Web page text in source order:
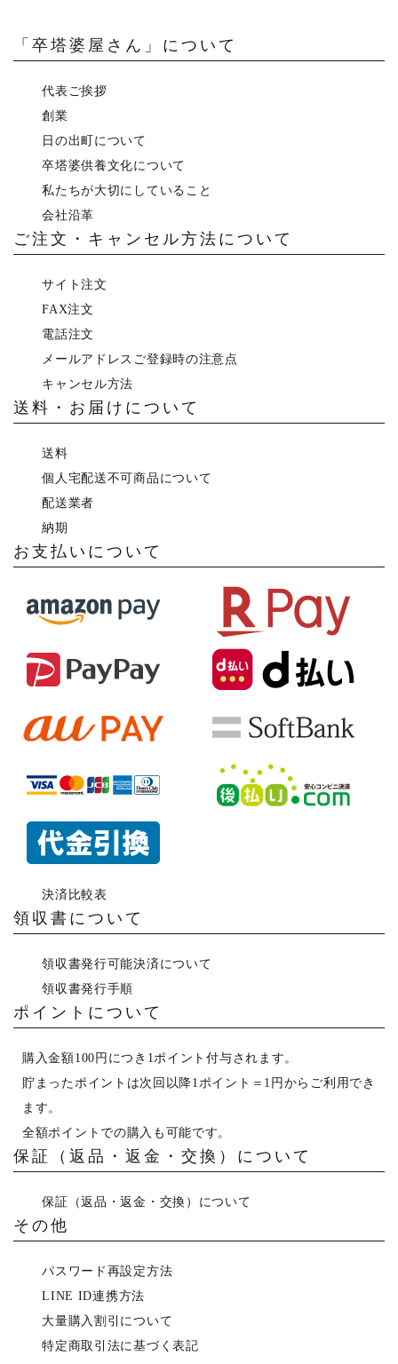
「卒塔婆屋さん」について
代表ご挨拶
創業
日の出町について
卒塔婆供養文化について
私たちが大切にしていること
会社沿革
ご注文・キャンセル方法について
サイト注文
FAX注文
電話注文
メールアドレスご登録時の注意点
キャンセル方法
送料・お届けについて
送料
個人宅配送不可商品について
配送業者
納期
お支払いについて
決済比較表
領収書について
領収書発行可能決済について
領収書発行手順
ポイントについて
購入金額100円につき1ポイント付与されます。
貯まったポイントは次回以降1ポイント＝1円からご利用でき
ます。
全額ポイントでの購入も可能です。
保証（返品・返金・交換）について
保証（返品・返金・交換）について
その他
パスワード再設定方法
LINE ID連携方法
大量購入割引について
特定商取引法に基づく表記